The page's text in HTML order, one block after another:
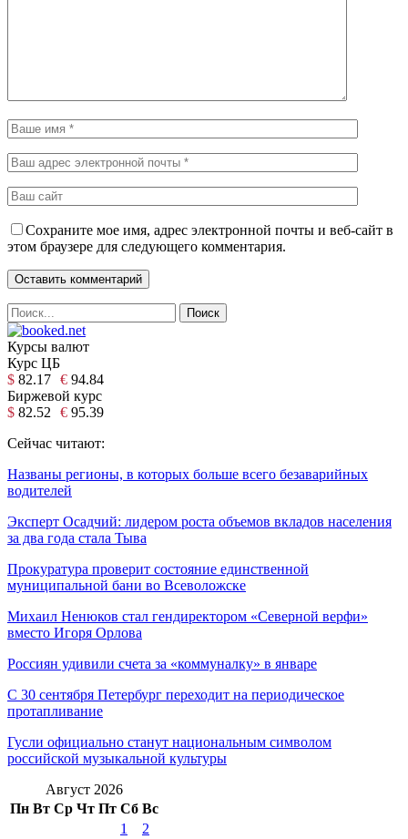
Сохраните мое имя, адрес электронной почты и веб-сайт в
этом браузере для следующего комментария.
Курсы валют
Курс ЦБ
$ 82.17 € 94.84
Биржевой курс
$ 82.52 € 95.39
Сейчас читают:
Названы регионы, в которых больше всего безаварийных
водителей
Эксперт Осадчий: лидером роста объемов вкладов населения
за два года стала Тыва
Прокуратура проверит состояние единственной
муниципальной бани во Всеволожске
Михаил Ненюков стал гендиректором «Северной верфи»
вместо Игоря Орлова
Россиян удивили счета за «коммуналку» в январе
C 30 сентября Петербург переходит на периодическое
протапливание
Гусли официально станут национальным символом
российской музыкальной культуры
Август 2026
Пн Вт Ср Чт Пт Сб Вс
1
2